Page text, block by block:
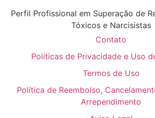
Perfil Profissional em Superação de
Tóxicos e Narcisistas
Contato
Políticas de Privacidade e Uso
Termos de Uso
Política de Reembolso,
Arrependimento